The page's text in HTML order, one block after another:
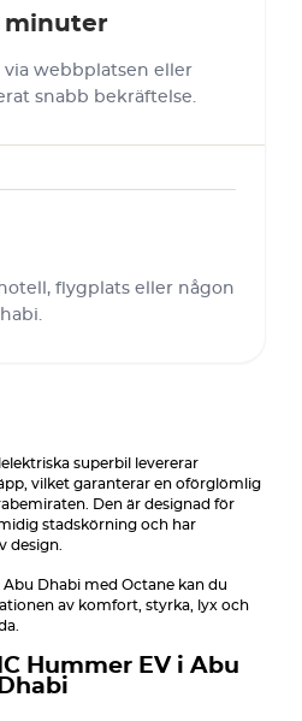
minuter
webbplatsen eller
snabb bekräftelse.
flygplats eller någon
superbil levererar
vilket garanterar en oförglömlig
Den är designad för
stadskörning och har
design.
Dhabi med Octane kan du
av komfort, styrka, lyx och
Hummer EV i Abu
Dhabi